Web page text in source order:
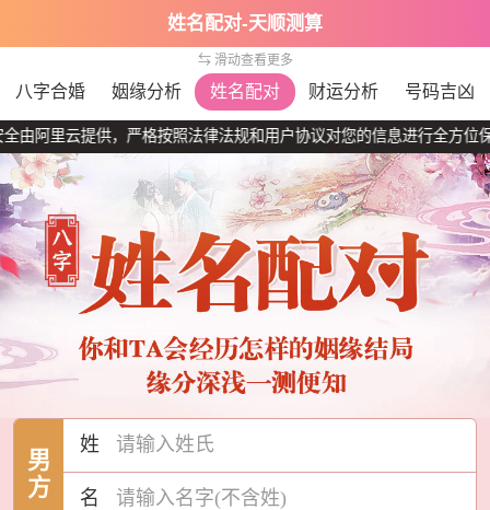
姓名配对-天顺测算
⇆ 滑动查看更多
八字合婚 姻缘分析 姓名配对 财运分析 号码吉凶
云提供，严格按照法律法规和用户协议对您的信息进行全方位保护
姓
名